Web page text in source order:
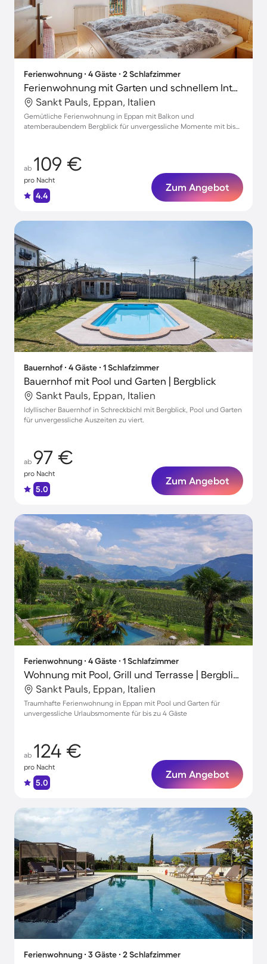
Ferienwohnung ∙ 4 Gäste ∙ 2 Schlafzimmer
Ferienwohnung mit Garten und schnellem Internet | Bergblick
Sankt Pauls, Eppan, Italien
Gemütliche Ferienwohnung in Eppan mit Balkon und
atemberaubendem Bergblick für unvergessliche Momente mit bis
ab 109 €
pro Nacht
4.4
Zum Angebot
Bauernhof ∙ 4 Gäste ∙ 1 Schlafzimmer
Bauernhof mit Pool und Garten | Bergblick
Sankt Pauls, Eppan, Italien
Idyllischer Bauernhof in Schreckbichl mit Bergblick, Pool und Garten
für unvergessliche Auszeiten zu viert.
ab 97 €
pro Nacht
5.0
Zum Angebot
Ferienwohnung ∙ 4 Gäste ∙ 1 Schlafzimmer
Wohnung mit Pool, Grill und Terrasse | Bergblick
Sankt Pauls, Eppan, Italien
Traumhafte Ferienwohnung in Eppan mit Pool und Garten für
unvergessliche Urlaubsmomente für bis zu 4 Gäste
ab 124 €
pro Nacht
5.0
Zum Angebot
Ferienwohnung ∙ 3 Gäste ∙ 2 Schlafzimmer